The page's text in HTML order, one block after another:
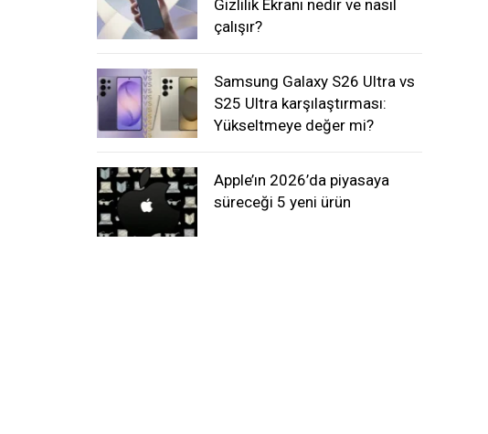
Gizlilik Ekranı nedir ve nasıl
çalışır?
Samsung Galaxy S26 Ultra vs
S25 Ultra karşılaştırması:
Yükseltmeye değer mi?
Apple’ın 2026’da piyasaya
süreceği 5 yeni ürün